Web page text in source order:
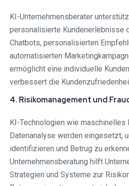
KI-Unternehmensberater
personalisierte Kundenerlebnisse
Chatbots, personalisierten
automatisierten
ermöglicht eine individuelle
verbessert die
4. Risikomanagement und
KI-Technologien wie maschinelles
Datenanalyse werden eingesetzt,
identifizieren und Betrug zu
Unternehmensberatung hilft
Strategien und Systeme zur